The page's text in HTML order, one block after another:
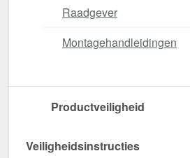
Raadgever
Montagehandleidingen
Productveiligheid
Veiligheidsinstructies